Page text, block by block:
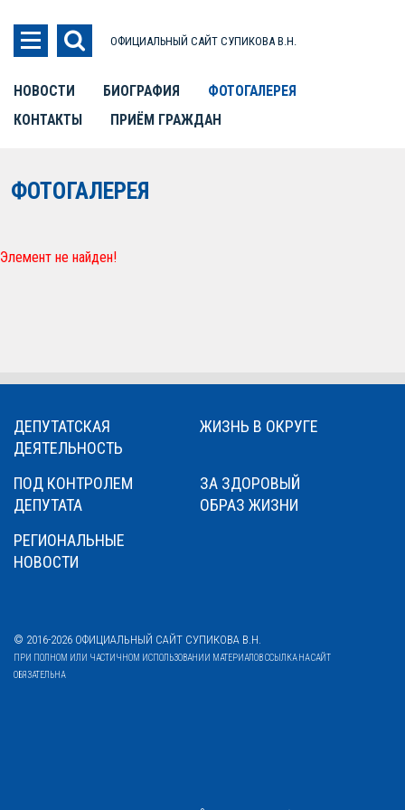
ОФИЦИАЛЬНЫЙ САЙТ СУПИКОВА В.Н.
НОВОСТИ БИОГРАФИЯ
ФОТОГАЛЕРЕЯ
КОНТАКТЫ
ПРИЁМ ГРАЖДАН
ФОТОГАЛЕРЕЯ
Элемент не найден!
ДЕПУТАТСКАЯ
ДЕЯТЕЛЬНОСТЬ
ЖИЗНЬ В ОКРУГЕ
ПОД КОНТРОЛЕМ
ДЕПУТАТА
ЗА ЗДОРОВЫЙ
ОБРАЗ ЖИЗНИ
РЕГИОНАЛЬНЫЕ
НОВОСТИ
© 2016-2026 ОФИЦИАЛЬНЫЙ САЙТ СУПИКОВА В.Н.
ПРИ ПОЛНОМ ИЛИ ЧАСТИЧНОМ ИСПОЛЬЗОВАНИИ МАТЕРИАЛОВ ССЫЛКА НА САЙТ
ОБЯЗАТЕЛЬНА